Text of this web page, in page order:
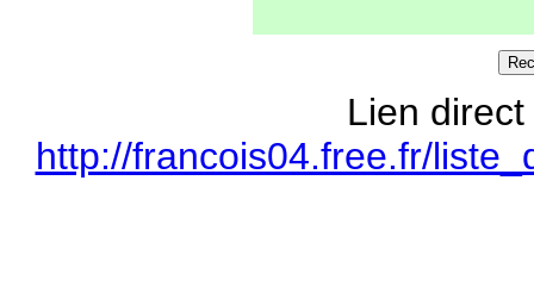
Lien
http://francois04.free.fr/